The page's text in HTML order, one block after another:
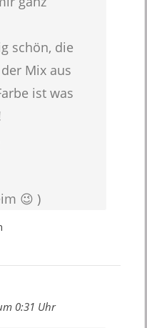
schön, die
Mix aus
ist was
😉 )
0:31 Uhr